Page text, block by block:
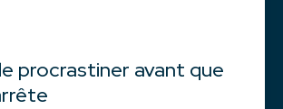
procrastiner avant que